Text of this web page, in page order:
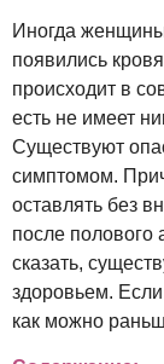
Иногда женщины
появились
происходит в
есть не имеет
Существуют
симптомом.
оставлять без
после полового
сказать,
здоровьем.
как можно